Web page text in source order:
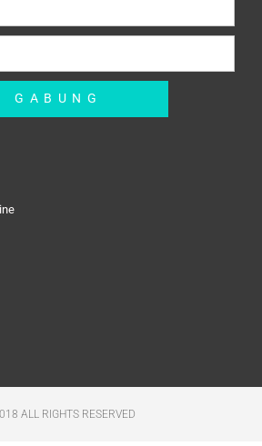
GABUNG
ALL RIGHTS RESERVED​